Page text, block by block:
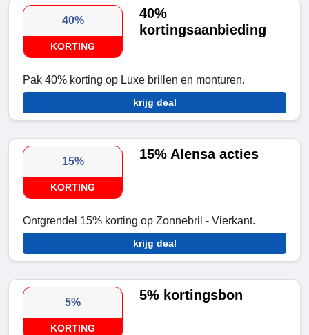
40%
KORTING
40%
kortingsaanbieding
Pak 40% korting op Luxe brillen en monturen.
krijg deal
15%
KORTING
15% Alensa acties
Ontgrendel 15% korting op Zonnebril - Vierkant.
krijg deal
5%
KORTING
5% kortingsbon